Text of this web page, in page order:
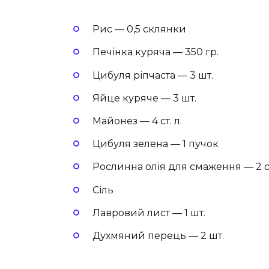
Рис — 0,5 склянки
Печінка куряча — 350 гр.
Цибуля ріпчаста — 3 шт.
Яйце куряче — 3 шт.
Майонез — 4 ст. л.
Цибуля зелена — 1 пучок
Рослинна олія для смаження — 2
Сіль
Лавровий лист — 1 шт.
Духмяний перець — 2 шт.